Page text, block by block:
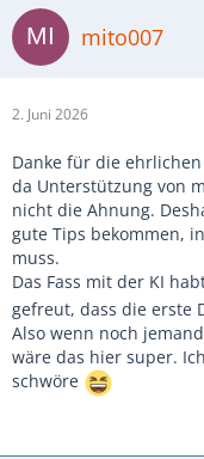
mito007
2. Juni 2026
Danke für die
da Unterstützung von
nicht die Ahnung.
gute Tips bekommen,
muss.
Das Fass mit der KI
gefreut, dass die erste
Also wenn noch
wäre das hier super.
schwöre